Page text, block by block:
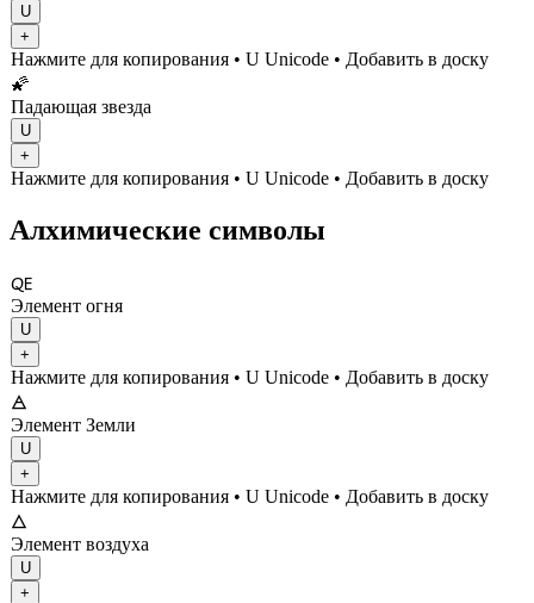
U
+
Нажмите для копирования • U Unicode • Добавить в доску
🌠
Падающая звезда
U
+
Нажмите для копирования • U Unicode • Добавить в доску
Алхимические символы
🜀
Элемент огня
U
+
Нажмите для копирования • U Unicode • Добавить в доску
🜁
Элемент Земли
U
+
Нажмите для копирования • U Unicode • Добавить в доску
🜂
Элемент воздуха
U
+